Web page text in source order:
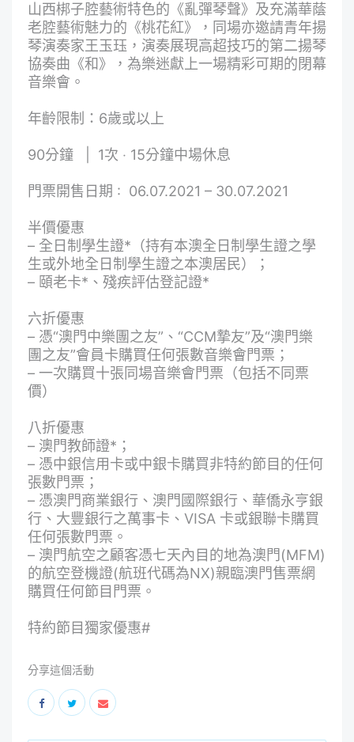
山西梆子腔藝術特色的《亂彈琴聲》及充滿華蔭
老腔藝術魅力的《桃花紅》，同場亦邀請青年揚
琴演奏家王玉珏，演奏展現高超技巧的第二揚琴
協奏曲《和》，為樂迷獻上一場精彩可期的閉幕
音樂會。
年齡限制：6歲或以上
90分鐘 | 1次 ‧ 15分鐘中場休息
門票開售日期 : 06.07.2021 – 30.07.2021
半價優惠
– 全日制學生證*（持有本澳全日制學生證之學
生或外地全日制學生證之本澳居民）；
– 頤老卡*、殘疾評估登記證*
六折優惠
– 憑“澳門中樂團之友”、“CCM摯友”及“澳門樂
團之友”會員卡購買任何張數音樂會門票；
– 一次購買十張同場音樂會門票（包括不同票
價）
八折優惠
– 澳門教師證*；
– 憑中銀信用卡或中銀卡購買非特約節目的任何
張數門票；
– 憑澳門商業銀行、澳門國際銀行、華僑永亨銀
行、大豐銀行之萬事卡、VISA 卡或銀聯卡購買
任何張數門票。
– 澳門航空之顧客憑七天內目的地為澳門(MFM)
的航空登機證(航班代碼為NX)親臨澳門售票網
購買任何節目門票。
特約節目獨家優惠#
分享這個活動